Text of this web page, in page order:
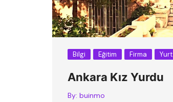
Bilgi Eğitim Firma Yurt
Ankara Kız Yurdu
By: buinmo